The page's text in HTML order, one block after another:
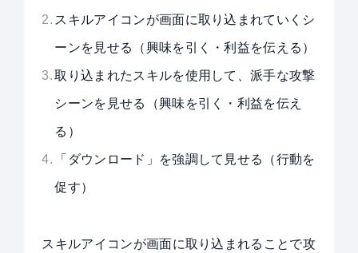
スキルアイコンが画面に取り込まれていくシ
ーンを見せる（興味を引く・利益を伝える）
取り込まれたスキルを使用して、派手な攻撃
シーンを見せる（興味を引く・利益を伝え
る）
「ダウンロード」を強調して見せる（行動を
促す）
スキルアイコンが画面に取り込まれることで攻